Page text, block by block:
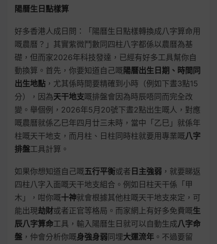
陽曆生日點樣算
好多香港人成日問：「陽曆生日點樣轉換成八字算命用
嘅農曆？」其實紫微鬥數同四柱八字都係以農曆為基
礎，但而家2026年科技發達，已經有好多工具幫你自
動換算。首先，你要知道自己嘅 陽曆出生日期、時間同
出生地點 ，尤其係時間要精確到小時（例如下晝3點15
分），因為天干地支嘅排盤會因為時辰唔同而完全改
變。舉個例，2026年5月20號下晝2點出生嘅人，對應
嘅農曆就係乙巳年四月廿三未時，當中「乙巳」就係年
柱嘅天干地支，而月柱、日柱同時柱就要用專業嘅八字
排盤工具計算。
如果你想知道自己嘅五行平衡或者 日主強弱 ，就要睇返
四柱八字入面嘅天干地支組合。例如日柱天干係「甲
木」，咁你嘅十神就會根據其他柱嘅天干地支來定，可
能出現劫財或者正官等格局。而家網上有好多免費嘅生
辰八字算命工具，輸入陽曆生日就可以自動生成八字命
盤 ，仲會分析你嘅身強身弱同埋大運流年 。不過要留